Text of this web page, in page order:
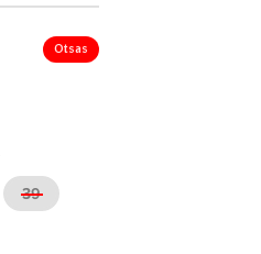
Otsas
39